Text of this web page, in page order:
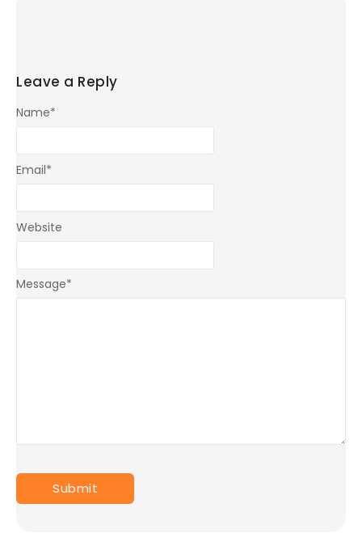
Leave a Reply
Message*
Name*
Email*
Website